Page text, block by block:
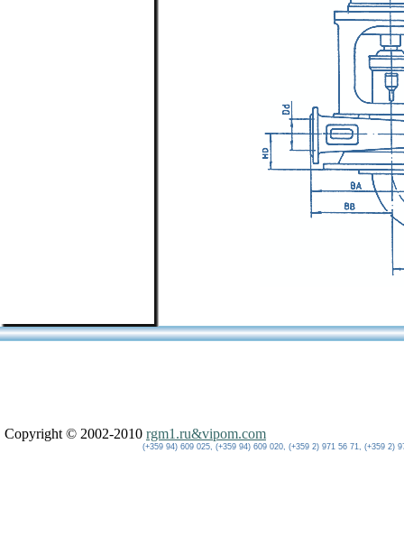
Copyright © 2002-2010 rgm1.ru&vipom.com
(+359 94) 609 025, (+359 94) 609 020, (+359 2) 971 56 71, (+359 2)